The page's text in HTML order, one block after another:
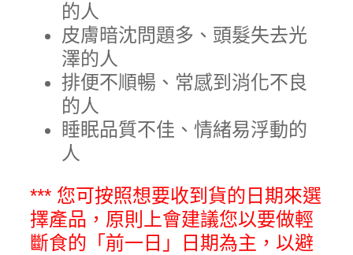
的人
皮膚暗沈問題多、頭髮失去光
澤的人
排便不順暢、常感到消化不良
的人
睡眠品質不佳、情緒易浮動的
人
*** 您可按照想要收到貨的日期來選
擇產品，原則上會建議您以要做輕
斷食的「前一日」日期為主，以避